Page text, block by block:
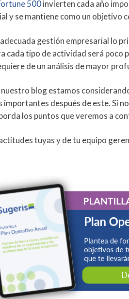
500invierten cada año
y se mantiene como un objetivo
gestión empresarial lo
cada tipo de actividad será
de un análisis de mayor
blog estamos
importantes después de este. Si
los puntos que veremos a
tuyas y de tu equipo